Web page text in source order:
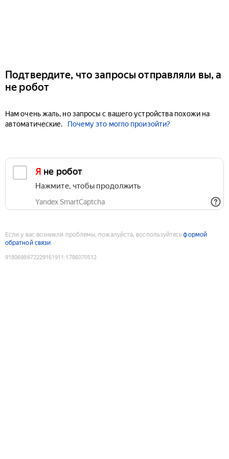
Подтвердите, что запросы отправляли вы, а
не робот
Нам очень жаль, но запросы с вашего устройства похожи на
автоматические.
Почему это могло произойти?
Я не робот
Нажмите, чтобы продолжить
Yandex SmartCaptcha
Если у вас возникли проблемы, пожалуйста, воспользуйтесьформой
обратной связи
9180698672229161911 :1786070512